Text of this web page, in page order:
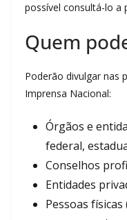
possível consultá-lo a
Quem
Poderão divulgar nas
Imprensa Nacional:
Órgãos e
federal,
Conselhos
Entidades
Pessoas